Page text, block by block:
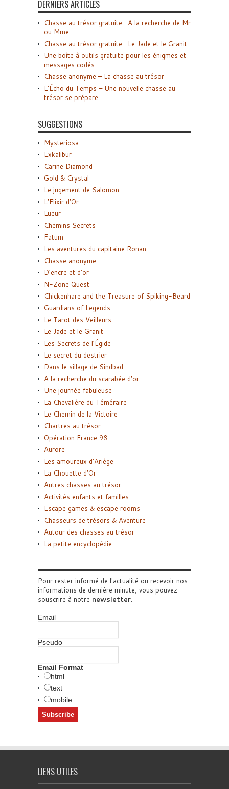
DERNIERS ARTICLES
Chasse au trésor gratuite : A la recherche de Mr
ou Mme
Chasse au trésor gratuite : Le Jade et le Granit
Une boîte à outils gratuite pour les énigmes et
messages codés
Chasse anonyme – La chasse au trésor
L’Écho du Temps – Une nouvelle chasse au
trésor se prépare
SUGGESTIONS
Mysteriosa
Exkalibur
Carine Diamond
Gold & Crystal
Le jugement de Salomon
L’Elixir d’Or
Lueur
Chemins Secrets
Fatum
Les aventures du capitaine Ronan
Chasse anonyme
D’encre et d’or
N-Zone Quest
Chickenhare and the Treasure of Spiking-Beard
Guardians of Legends
Le Tarot des Veilleurs
Le Jade et le Granit
Les Secrets de l’Égide
Le secret du destrier
Dans le sillage de Sindbad
A la recherche du scarabée d’or
Une journée fabuleuse
La Chevalière du Téméraire
Le Chemin de la Victoire
Chartres au trésor
Opération France 98
Aurore
Les amoureux d’Ariège
La Chouette d’Or
Autres chasses au trésor
Activités enfants et familles
Escape games & escape rooms
Chasseurs de trésors & Aventure
Autour des chasses au trésor
La petite encyclopédie
Pour rester informé de l'actualité ou recevoir nos
informations de dernière minute, vous pouvez
souscrire à notre newsletter.
Email
Pseudo
Email Format
html
text
mobile
LIENS UTILES